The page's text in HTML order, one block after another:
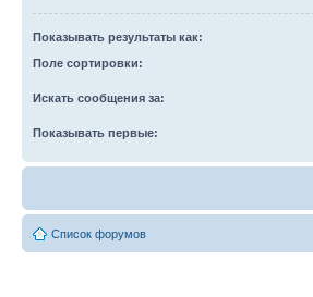
Показывать результаты как:
Поле сортировки:
Искать сообщения за:
Показывать первые:
Список форумов